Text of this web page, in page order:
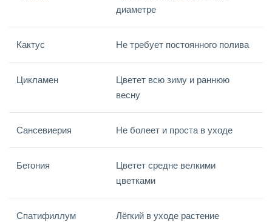
диаметре
Кактус Не требует постоянного полива
Цикламен
Цветет всю зиму и раннюю
весну
Сансевиерия Не болеет и проста в уходе
Бегония
Цветет средне велкими
цветками
Спатифиллум Лёгкий в уходе растение